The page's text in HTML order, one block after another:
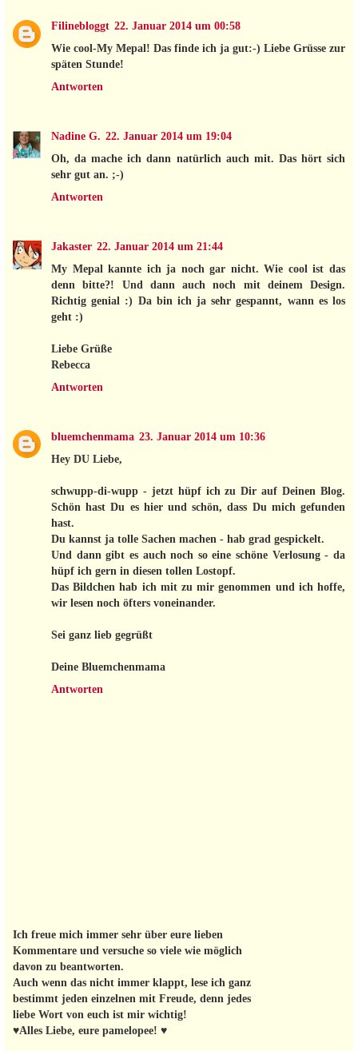
Filinebloggt 22. Januar 2014 um 00:58
Wie cool-My Mepal! Das finde ich ja gut:-) Liebe Grüsse zur
späten Stunde!
Antworten
Nadine G. 22. Januar 2014 um 19:04
Oh, da mache ich dann natürlich auch mit. Das hört sich
sehr gut an. ;-)
Antworten
Jakaster 22. Januar 2014 um 21:44
My Mepal kannte ich ja noch gar nicht. Wie cool ist das
denn bitte?! Und dann auch noch mit deinem Design.
Richtig genial :) Da bin ich ja sehr gespannt, wann es los
geht :)
Liebe Grüße
Rebecca
Antworten
bluemchenmama 23. Januar 2014 um 10:36
Hey DU Liebe,
schwupp-di-wupp - jetzt hüpf ich zu Dir auf Deinen Blog.
Schön hast Du es hier und schön, dass Du mich gefunden
hast.
Du kannst ja tolle Sachen machen - hab grad gespickelt.
Und dann gibt es auch noch so eine schöne Verlosung - da
hüpf ich gern in diesen tollen Lostopf.
Das Bildchen hab ich mit zu mir genommen und ich hoffe,
wir lesen noch öfters voneinander.
Sei ganz lieb gegrüßt
Deine Bluemchenmama
Antworten
Ich freue mich immer sehr über eure lieben
Kommentare und versuche so viele wie möglich
davon zu beantworten.
Auch wenn das nicht immer klappt, lese ich ganz
bestimmt jeden einzelnen mit Freude, denn jedes
liebe Wort von euch ist mir wichtig!
♥Alles Liebe, eure pamelopee! ♥